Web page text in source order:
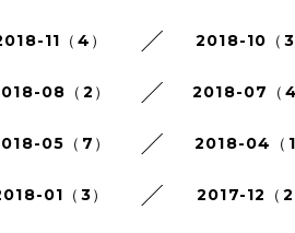
11（4） 2018-10（3
08（2） 2018-07（4
05（7） 2018-04（1
01（3） 2017-12（2